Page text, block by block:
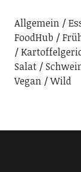
Allgemein
FoodHub
Salat
Vegan
Wild